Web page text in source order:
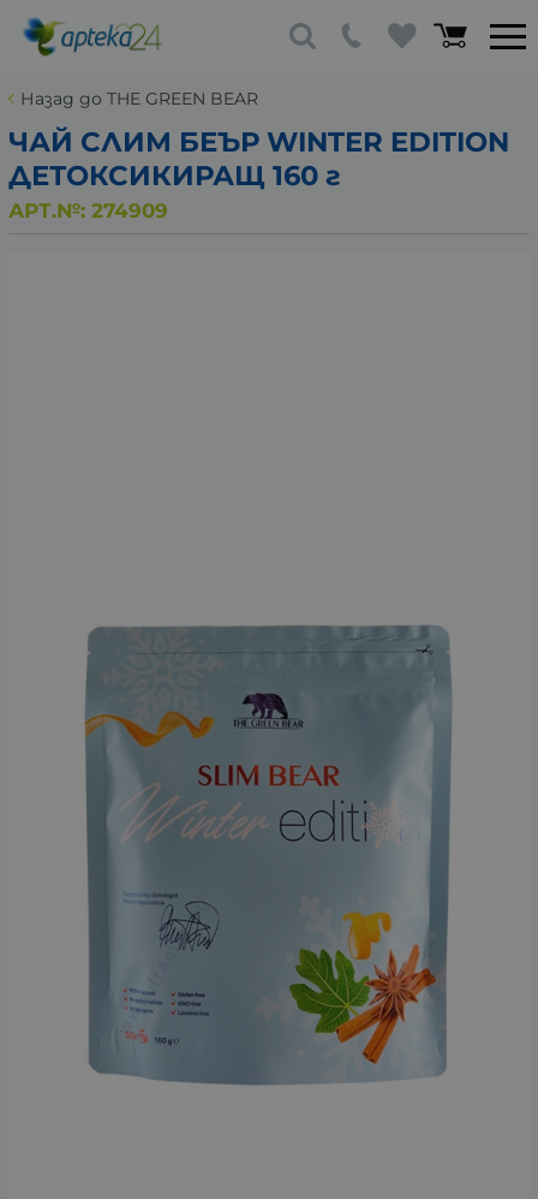
Назад до THE GREEN BEAR
ЧАЙ СЛИМ БЕЪР WINTER EDITION
ДЕТОКСИКИРАЩ 160 г
АРТ.№: 274909